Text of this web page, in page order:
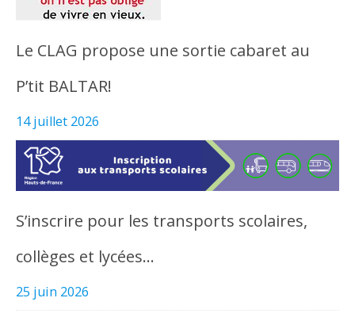
Le CLAG propose une sortie cabaret au
P’tit BALTAR!
14 juillet 2026
S’inscrire pour les transports scolaires,
collèges et lycées…
25 juin 2026